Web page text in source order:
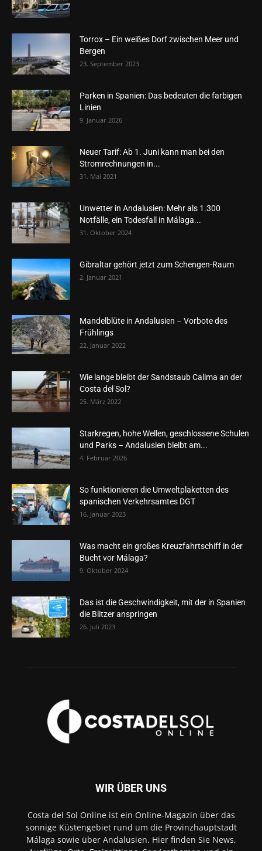
Torrox – Ein weißes Dorf zwischen Meer und
Bergen
23. September 2023
Parken in Spanien: Das bedeuten die farbigen
Linien
9. Januar 2026
Neuer Tarif: Ab 1. Juni kann man bei den
Stromrechnungen in...
31. Mai 2021
Unwetter in Andalusien: Mehr als 1.300
Notfälle, ein Todesfall in Málaga...
31. Oktober 2024
Gibraltar gehört jetzt zum Schengen-Raum
2. Januar 2021
Mandelblüte in Andalusien – Vorbote des
Frühlings
22. Januar 2022
Wie lange bleibt der Sandstaub Calima an der
Costa del Sol?
25. März 2022
Starkregen, hohe Wellen, geschlossene Schulen
und Parks – Andalusien bleibt am...
4. Februar 2026
So funktionieren die Umweltplaketten des
spanischen Verkehrsamtes DGT
16. Januar 2023
Was macht ein großes Kreuzfahrtschiff in der
Bucht vor Málaga?
9. Oktober 2024
Das ist die Geschwindigkeit, mit der in Spanien
die Blitzer anspringen
26. Juli 2023
WIR ÜBER UNS
Costa del Sol Online ist ein Online-Magazin über das
sonnige Küstengebiet rund um die Provinzhauptstadt
Málaga sowie über Andalusien. Hier finden Sie News,